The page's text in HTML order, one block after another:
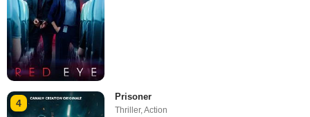
4
Prisoner
Thriller,Action